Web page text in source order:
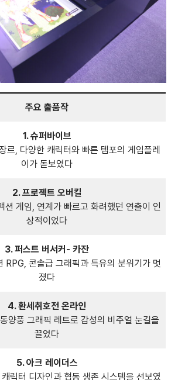
주요 출품작
1. 슈퍼바이브
르, 다양한 캐릭터와 빠른 템포의 게임플레
이가 돋보였다
2. 프로젝트 오버킬
션 게임, 연계가 빠르고 화려했던 연출이 인
상적이었다
3. 퍼스트 버서커- 카잔
RPG, 콘솔급 그래픽과 특유의 분위기가 멋
졌다
4. 환세취호전 온라인
양풍 그래픽 레트로 감성의 비주얼 눈길을
끌었다
5. 아크 레이더스
릭터 디자인과 협동 생존 시스템을 선보였